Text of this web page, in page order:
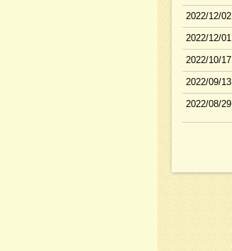
2022/12/02
2022/12/01
2022/10/17
2022/09/13
2022/08/29